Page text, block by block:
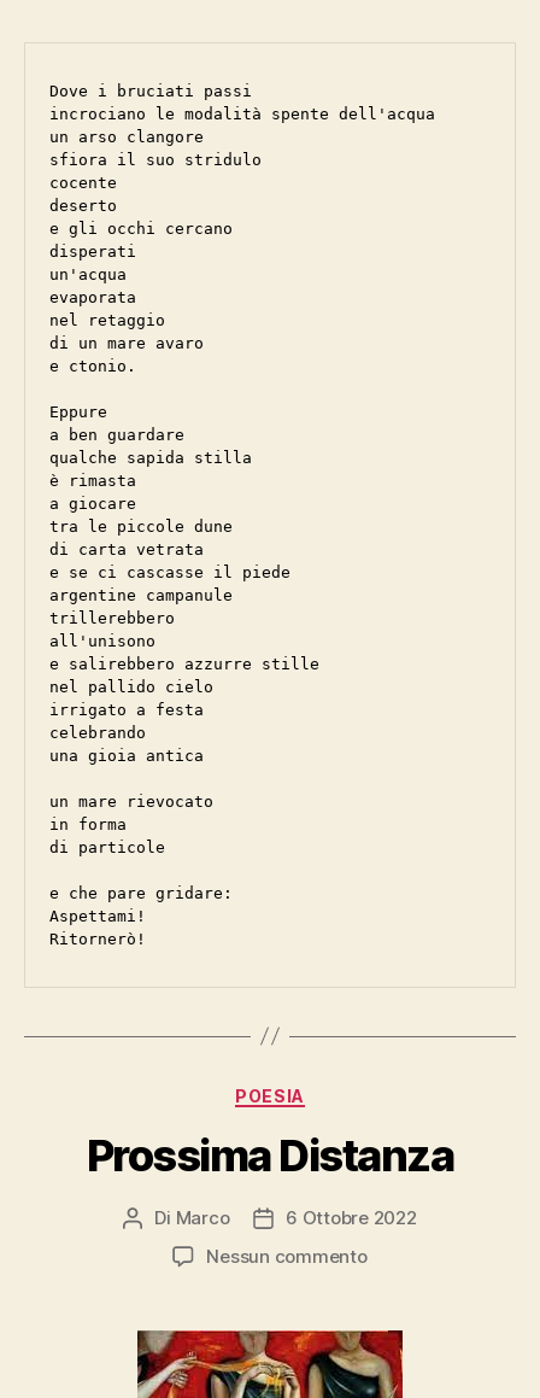
Dove i bruciati passi
incrociano le modalità spente dell'acqua
un arso clangore
sfiora il suo stridulo
cocente
deserto
e gli occhi cercano
disperati
un'acqua
evaporata
nel retaggio
di un mare avaro
e ctonio.
Eppure
a ben guardare
qualche sapida stilla
è rimasta
a giocare
tra le piccole dune
di carta vetrata
e se ci cascasse il piede
argentine campanule
trillerebbero
all'unisono
e salirebbero azzurre stille
nel pallido cielo
irrigato a festa
celebrando
una gioia antica
un mare rievocato
in forma
di particole
e che pare gridare:
Aspettami!
Ritornerò!
Categorie
POESIA
Prossima Distanza
Autore
articolo
Di Marco
Data
dell'articolo
6 Ottobre 2022
Nessun commentosu